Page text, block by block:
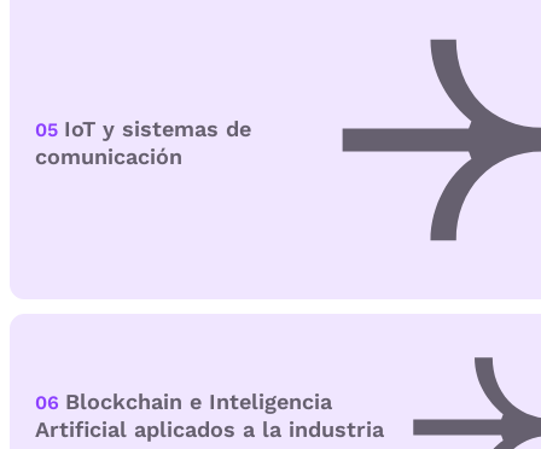
05 IoT y sistemas de
comunicación
06 Blockchain e Inteligencia
Artificial aplicados a la industria